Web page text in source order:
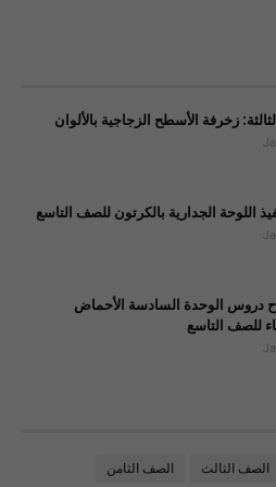
زخرفة الأسطح الزجاجية بالألوان
اللوحة الجدارية بالكرتون للصف التاسع
دروس الوحدة السادسة الأحماض
للصف التاسع
الصف الثالث الصف الثامن